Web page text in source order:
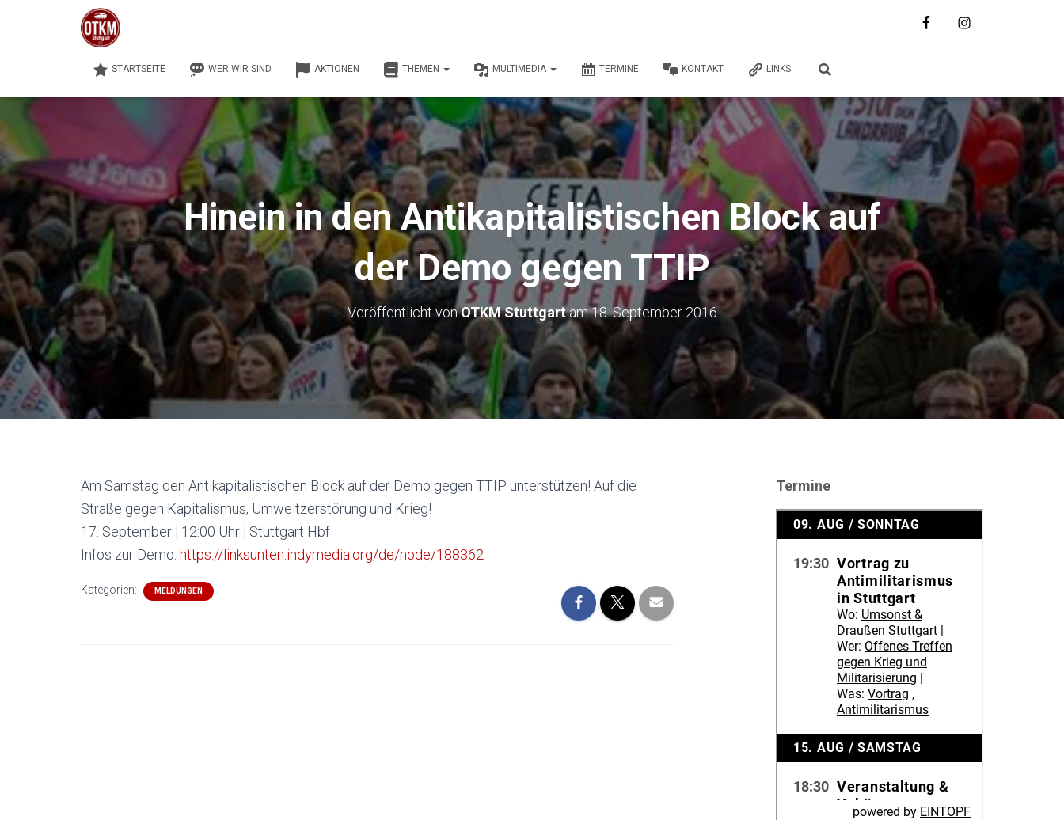
STARTSEITE WER WIR SIND AKTIONEN THEMEN MULTIMEDIA TERMINE KONTAKT LINKS
Hinein in den Antikapitalistischen Block auf
der Demo gegen TTIP
Veröffentlicht vonOTKM Stuttgartam18. September 2016
Am Samstag den Antikapitalistischen Block auf der Demo gegen TTIP unterstützen! Auf die
Straße gegen Kapitalismus, Umweltzerstörung und Krieg!
17. September | 12:00 Uhr | Stuttgart Hbf
Infos zur Demo: https://linksunten.indymedia.org/de/node/188362
Kategorien: MELDUNGEN
Termine